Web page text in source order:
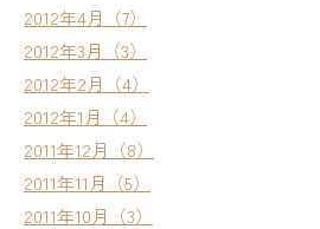
2012年4月（7）
2012年3月（3）
2012年2月（4）
2012年1月（4）
2011年12月（8）
2011年11月（5）
2011年10月（3）